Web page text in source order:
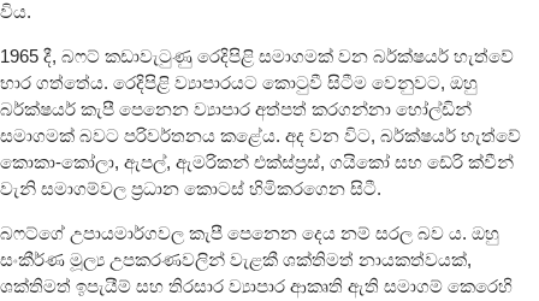
විය.
1965 දී, බෆට් කඩාවැටුණු රෙදිපිළි සමාගමක් වන බර්ක්ෂයර් හැත්වේ
භාර ගත්තේය. රෙදිපිළි ව්‍යාපාරයට කොටුවී සිටීම වෙනුවට, ඔහු
බර්ක්ෂයර් කැපී පෙනෙන ව්‍යාපාර අත්පත් කරගන්නා හෝල්ඩින්
සමාගමක් බවට පරිවර්තනය කළේය. අද වන විට, බර්ක්ෂයර් හැත්වේ
කොකා-කෝලා, ඇපල්, ඇමරිකන් එක්ස්ප්‍රස්, ගයිකෝ සහ ඩේරි ක්වීන්
වැනි සමාගම්වල ප්‍රධාන කොටස් හිමිකරගෙන සිටී.
බෆට්ගේ උපායමාර්ගවල කැපී පෙනෙන දෙය නම් සරල බව ය. ඔහු
සංකීර්ණ මූල්‍ය උපකරණවලින් වැළකී ශක්තිමත් නායකත්වයක්,
ශක්තිමත් ඉපැයීම් සහ තිරසාර ව්‍යාපාර ආකෘති ඇති සමාගම් කෙරෙහි